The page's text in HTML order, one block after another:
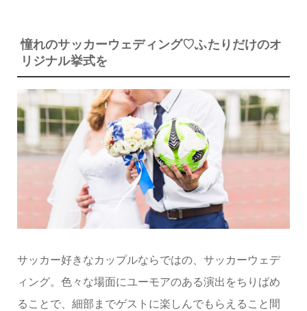
憧れのサッカーウェディング♡ふたりだけのオ
リジナル挙式を
サッカー好きなカップルならではの、サッカーウェデ
ィング。色々な場面にユーモアのある演出をちりばめ
ることで、細部までゲストに楽しんでもらえること間